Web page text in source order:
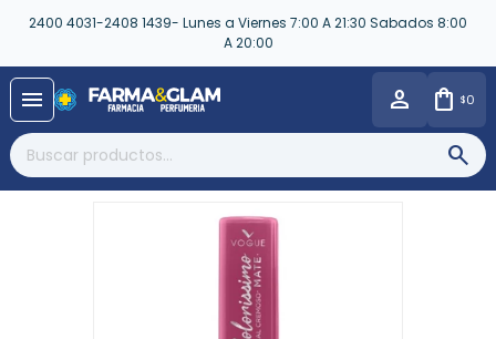
2400 4031-2408 1439- Lunes a Viernes 7:00 A 21:30 Sabados 8:00
A 20:00
menu $0